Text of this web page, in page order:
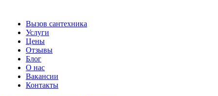
Вызов сантехника
Услуги
Цены
Отзывы
Блог
О нас
Вакансии
Контакты